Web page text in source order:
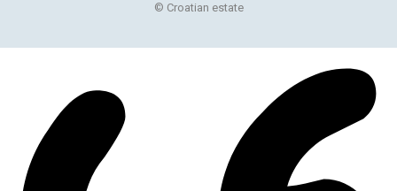
© Croatian estate